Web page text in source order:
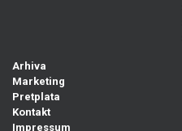
Arhiva
Marketing
Pretplata
Kontakt
Impressum